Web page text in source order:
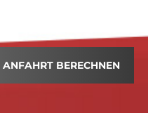
ANFAHRT BERECHNEN